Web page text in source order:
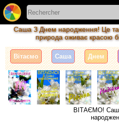
Саша З Днем народження! Це
природа оживає красою
Вітаємо Саша Днем
ВІТАЄМО!